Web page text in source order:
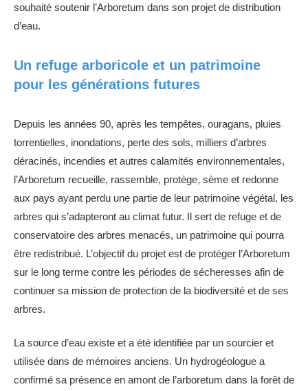
souhaité soutenir l’Arboretum dans son projet de distribution
d’eau.
Un refuge arboricole et un patrimoine
pour les générations futures
Depuis les années 90, après les tempêtes, ouragans, pluies
torrentielles, inondations, perte des sols, milliers d’arbres
déracinés, incendies et autres calamités environnementales,
l’Arboretum recueille, rassemble, protège, sème et redonne
aux pays ayant perdu une partie de leur patrimoine végétal, les
arbres qui s’adapteront au climat futur. Il sert de refuge et de
conservatoire des arbres menacés, un patrimoine qui pourra
être redistribué. L’objectif du projet est de protéger l’Arboretum
sur le long terme contre les périodes de sécheresses afin de
continuer sa mission de protection de la biodiversité et de ses
arbres.
La source d’eau existe et a été identifiée par un sourcier et
utilisée dans de mémoires anciens. Un hydrogéologue a
confirmé sa présence en amont de l’arboretum dans la forêt de